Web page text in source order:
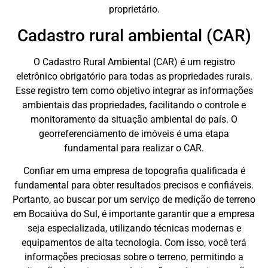
proprietário.
Cadastro rural ambiental (CAR)
O Cadastro Rural Ambiental (CAR) é um registro
eletrônico obrigatório para todas as propriedades rurais.
Esse registro tem como objetivo integrar as informações
ambientais das propriedades, facilitando o controle e
monitoramento da situação ambiental do país. O
georreferenciamento de imóveis é uma etapa
fundamental para realizar o CAR.
Confiar em uma empresa de topografia qualificada é
fundamental para obter resultados precisos e confiáveis.
Portanto, ao buscar por um serviço de medição de terreno
em Bocaiúva do Sul, é importante garantir que a empresa
seja especializada, utilizando técnicas modernas e
equipamentos de alta tecnologia. Com isso, você terá
informações preciosas sobre o terreno, permitindo a